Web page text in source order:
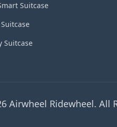
Suitcase
Suitcase
Airwheel Ridewheel. All